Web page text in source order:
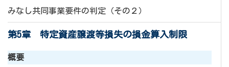
みなし共同事業要件の判定（その２）
第5章 特定資産譲渡等損失の損金算入制限
概要